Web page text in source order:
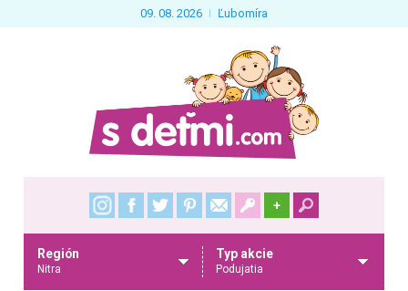
09. 08. 2026 Ľubomíra
+
Región
Nitra
Typ akcie
Podujatia